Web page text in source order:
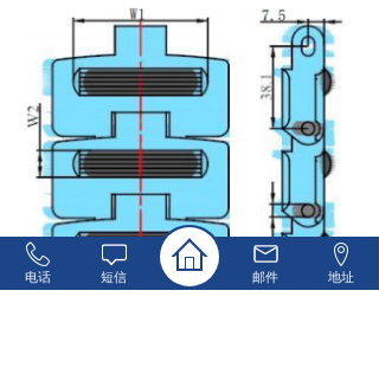
电话 短信 邮件 地址